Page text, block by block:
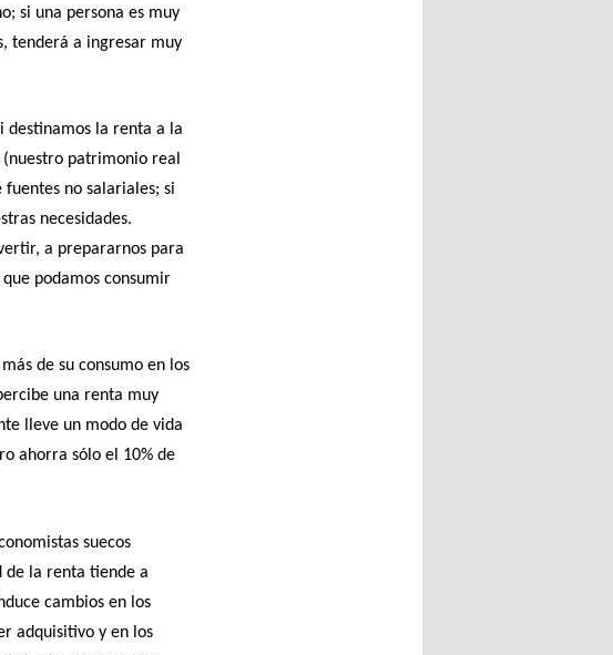
si una persona es muy
tenderá a ingresar muy
destinamos la renta a la
patrimonio real
no salariales; si
necesidades.
a prepararnos para
podamos consumir
de su consumo en los
una renta muy
lleve un modo de vida
ahorra sólo el 10% de
suecos
de la renta tiende a
cambios en los
adquisitivo y en los